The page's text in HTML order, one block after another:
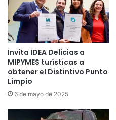
Invita IDEA Delicias a
MIPYMES turísticas a
obtener el Distintivo Punto
Limpio
6 de mayo de 2025